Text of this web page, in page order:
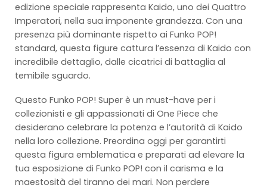
edizione speciale rappresenta Kaido, uno dei Quattro
Imperatori, nella sua imponente grandezza. Con una
presenza più dominante rispetto ai Funko POP!
standard, questa figure cattura l’essenza di Kaido con
incredibile dettaglio, dalle cicatrici di battaglia al
temibile sguardo.
Questo Funko POP! Super è un must-have per i
collezionisti e gli appassionati di One Piece che
desiderano celebrare la potenza e l’autorità di Kaido
nella loro collezione. Preordina oggi per garantirti
questa figura emblematica e preparati ad elevare la
tua esposizione di Funko POP! con il carisma e la
maestosità del tiranno dei mari. Non perdere